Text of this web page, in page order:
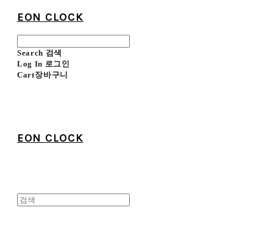
EON CLOCK
Search 검색
Log In 로그인
Cart장바구니
EON CLOCK